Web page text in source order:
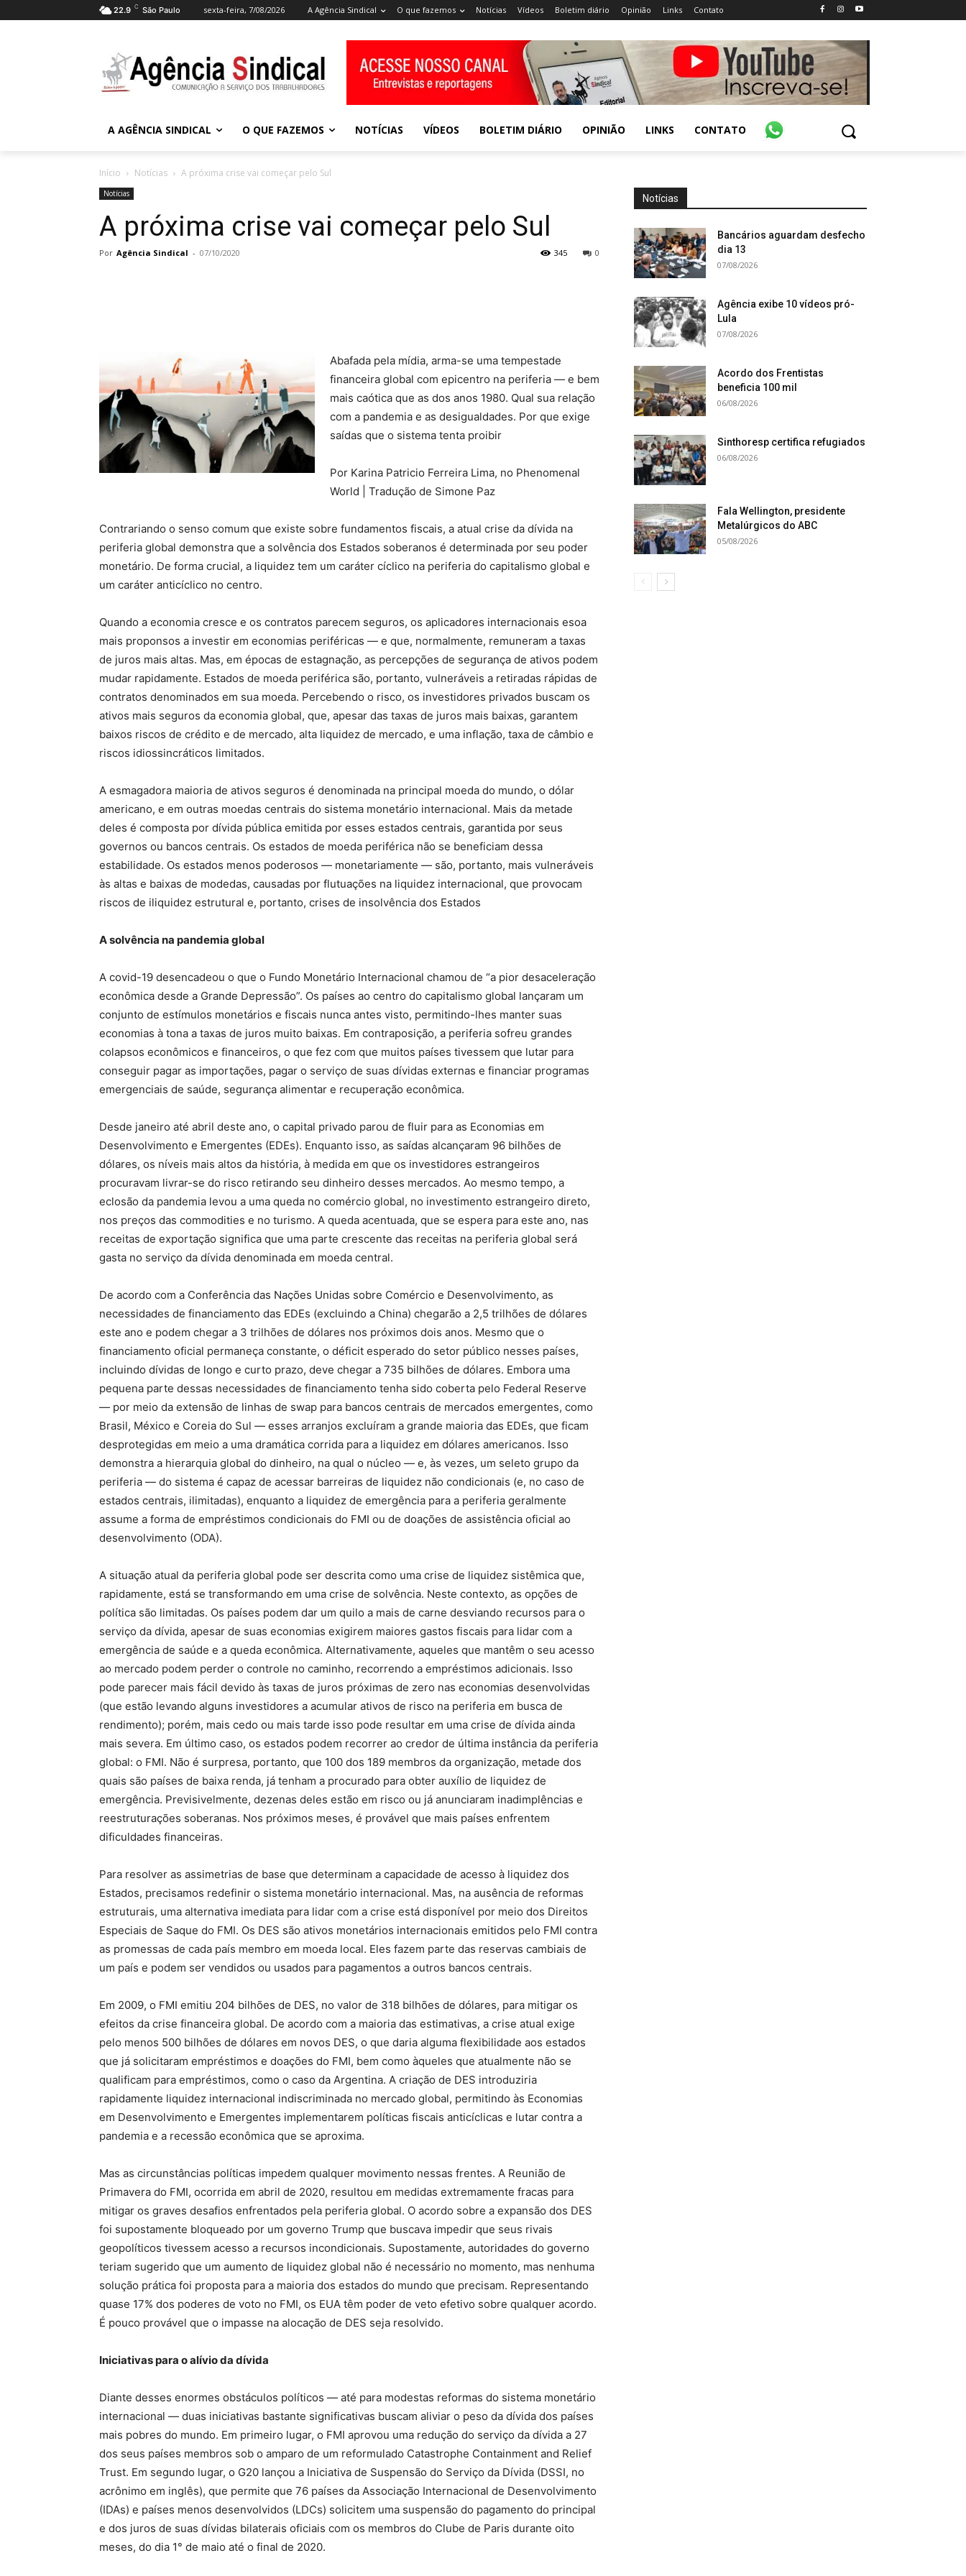
22.9 C São Paulo sexta-feira, 7/08/2026 A Agência Sindical O que fazemos Notícias Vídeos Boletim diário Opinião Links Contato
A AGÊNCIA SINDICAL O QUE FAZEMOS NOTÍCIAS VÍDEOS BOLETIM DIÁRIO OPINIÃO LINKS CONTATO
Início Notícias A próxima crise vai começar pelo Sul
Notícias
A próxima crise vai começar pelo Sul
Por Agência Sindical - 07/10/2020 0
345
Abafada pela mídia, arma-se uma tempestade
financeira global com epicentro na periferia — e bem
mais caótica que as dos anos 1980. Qual sua relação
com a pandemia e as desigualdades. Por que exige
saídas que o sistema tenta proibir
Por Karina Patricio Ferreira Lima, no Phenomenal
World | Tradução de Simone Paz
Contrariando o senso comum que existe sobre fundamentos fiscais, a atual crise da dívida na
periferia global demonstra que a solvência dos Estados soberanos é determinada por seu poder
monetário. De forma crucial, a liquidez tem um caráter cíclico na periferia do capitalismo global e
um caráter anticíclico no centro.
Quando a economia cresce e os contratos parecem seguros, os aplicadores internacionais esoa
mais proponsos a investir em economias periféricas — e que, normalmente, remuneram a taxas
de juros mais altas. Mas, em épocas de estagnação, as percepções de segurança de ativos podem
mudar rapidamente. Estados de moeda periférica são, portanto, vulneráveis a retiradas rápidas de
contratos denominados em sua moeda. Percebendo o risco, os investidores privados buscam os
ativos mais seguros da economia global, que, apesar das taxas de juros mais baixas, garantem
baixos riscos de crédito e de mercado, alta liquidez de mercado, e uma inflação, taxa de câmbio e
riscos idiossincráticos limitados.
A esmagadora maioria de ativos seguros é denominada na principal moeda do mundo, o dólar
americano, e em outras moedas centrais do sistema monetário internacional. Mais da metade
deles é composta por dívida pública emitida por esses estados centrais, garantida por seus
governos ou bancos centrais. Os estados de moeda periférica não se beneficiam dessa
estabilidade. Os estados menos poderosos — monetariamente — são, portanto, mais vulneráveis
às altas e baixas de modedas, causadas por flutuações na liquidez internacional, que provocam
riscos de iliquidez estrutural e, portanto, crises de insolvência dos Estados
A solvência na pandemia global
A covid-19 desencadeou o que o Fundo Monetário Internacional chamou de “a pior desaceleração
econômica desde a Grande Depressão”. Os países ao centro do capitalismo global lançaram um
conjunto de estímulos monetários e fiscais nunca antes visto, permitindo-lhes manter suas
economias à tona a taxas de juros muito baixas. Em contraposição, a periferia sofreu grandes
colapsos econômicos e financeiros, o que fez com que muitos países tivessem que lutar para
conseguir pagar as importações, pagar o serviço de suas dívidas externas e financiar programas
emergenciais de saúde, segurança alimentar e recuperação econômica.
Desde janeiro até abril deste ano, o capital privado parou de fluir para as Economias em
Desenvolvimento e Emergentes (EDEs). Enquanto isso, as saídas alcançaram 96 bilhões de
dólares, os níveis mais altos da história, à medida em que os investidores estrangeiros
procuravam livrar-se do risco retirando seu dinheiro desses mercados. Ao mesmo tempo, a
eclosão da pandemia levou a uma queda no comércio global, no investimento estrangeiro direto,
nos preços das commodities e no turismo. A queda acentuada, que se espera para este ano, nas
receitas de exportação significa que uma parte crescente das receitas na periferia global será
gasta no serviço da dívida denominada em moeda central.
De acordo com a Conferência das Nações Unidas sobre Comércio e Desenvolvimento, as
necessidades de financiamento das EDEs (excluindo a China) chegarão a 2,5 trilhões de dólares
este ano e podem chegar a 3 trilhões de dólares nos próximos dois anos. Mesmo que o
financiamento oficial permaneça constante, o déficit esperado do setor público nesses países,
incluindo dívidas de longo e curto prazo, deve chegar a 735 bilhões de dólares. Embora uma
pequena parte dessas necessidades de financiamento tenha sido coberta pelo Federal Reserve
— por meio da extensão de linhas de swap para bancos centrais de mercados emergentes, como
Brasil, México e Coreia do Sul — esses arranjos excluíram a grande maioria das EDEs, que ficam
desprotegidas em meio a uma dramática corrida para a liquidez em dólares americanos. Isso
demonstra a hierarquia global do dinheiro, na qual o núcleo — e, às vezes, um seleto grupo da
periferia — do sistema é capaz de acessar barreiras de liquidez não condicionais (e, no caso de
estados centrais, ilimitadas), enquanto a liquidez de emergência para a periferia geralmente
assume a forma de empréstimos condicionais do FMI ou de doações de assistência oficial ao
desenvolvimento (ODA).
A situação atual da periferia global pode ser descrita como uma crise de liquidez sistêmica que,
rapidamente, está se transformando em uma crise de solvência. Neste contexto, as opções de
política são limitadas. Os países podem dar um quilo a mais de carne desviando recursos para o
serviço da dívida, apesar de suas economias exigirem maiores gastos fiscais para lidar com a
emergência de saúde e a queda econômica. Alternativamente, aqueles que mantêm o seu acesso
ao mercado podem perder o controle no caminho, recorrendo a empréstimos adicionais. Isso
pode parecer mais fácil devido às taxas de juros próximas de zero nas economias desenvolvidas
(que estão levando alguns investidores a acumular ativos de risco na periferia em busca de
rendimento); porém, mais cedo ou mais tarde isso pode resultar em uma crise de dívida ainda
mais severa. Em último caso, os estados podem recorrer ao credor de última instância da periferia
global: o FMI. Não é surpresa, portanto, que 100 dos 189 membros da organização, metade dos
quais são países de baixa renda, já tenham a procurado para obter auxílio de liquidez de
emergência. Previsivelmente, dezenas deles estão em risco ou já anunciaram inadimplências e
reestruturações soberanas. Nos próximos meses, é provável que mais países enfrentem
dificuldades financeiras.
Para resolver as assimetrias de base que determinam a capacidade de acesso à liquidez dos
Estados, precisamos redefinir o sistema monetário internacional. Mas, na ausência de reformas
estruturais, uma alternativa imediata para lidar com a crise está disponível por meio dos Direitos
Especiais de Saque do FMI. Os DES são ativos monetários internacionais emitidos pelo FMI contra
as promessas de cada país membro em moeda local. Eles fazem parte das reservas cambiais de
um país e podem ser vendidos ou usados para pagamentos a outros bancos centrais.
Em 2009, o FMI emitiu 204 bilhões de DES, no valor de 318 bilhões de dólares, para mitigar os
efeitos da crise financeira global. De acordo com a maioria das estimativas, a crise atual exige
pelo menos 500 bilhões de dólares em novos DES, o que daria alguma flexibilidade aos estados
que já solicitaram empréstimos e doações do FMI, bem como àqueles que atualmente não se
qualificam para empréstimos, como o caso da Argentina. A criação de DES introduziria
rapidamente liquidez internacional indiscriminada no mercado global, permitindo às Economias
em Desenvolvimento e Emergentes implementarem políticas fiscais anticíclicas e lutar contra a
pandemia e a recessão econômica que se aproxima.
Mas as circunstâncias políticas impedem qualquer movimento nessas frentes. A Reunião de
Primavera do FMI, ocorrida em abril de 2020, resultou em medidas extremamente fracas para
mitigar os graves desafios enfrentados pela periferia global. O acordo sobre a expansão dos DES
foi supostamente bloqueado por um governo Trump que buscava impedir que seus rivais
geopolíticos tivessem acesso a recursos incondicionais. Supostamente, autoridades do governo
teriam sugerido que um aumento de liquidez global não é necessário no momento, mas nenhuma
solução prática foi proposta para a maioria dos estados do mundo que precisam. Representando
quase 17% dos poderes de voto no FMI, os EUA têm poder de veto efetivo sobre qualquer acordo.
É pouco provável que o impasse na alocação de DES seja resolvido.
Iniciativas para o alívio da dívida
Diante desses enormes obstáculos políticos — até para modestas reformas do sistema monetário
internacional — duas iniciativas bastante significativas buscam aliviar o peso da dívida dos países
mais pobres do mundo. Em primeiro lugar, o FMI aprovou uma redução do serviço da dívida a 27
dos seus países membros sob o amparo de um reformulado Catastrophe Containment and Relief
Trust. Em segundo lugar, o G20 lançou a Iniciativa de Suspensão do Serviço da Dívida (DSSI, no
acrônimo em inglês), que permite que 76 países da Associação Internacional de Desenvolvimento
(IDAs) e países menos desenvolvidos (LDCs) solicitem uma suspensão do pagamento do principal
e dos juros de suas dívidas bilaterais oficiais com os membros do Clube de Paris durante oito
meses, do dia 1° de maio até o final de 2020.
Notícias
Bancários aguardam desfecho
dia 13
07/08/2026
Agência exibe 10 vídeos pró-
Lula
07/08/2026
Acordo dos Frentistas
beneficia 100 mil
06/08/2026
Sinthoresp certifica refugiados
06/08/2026
Fala Wellington, presidente
Metalúrgicos do ABC
05/08/2026